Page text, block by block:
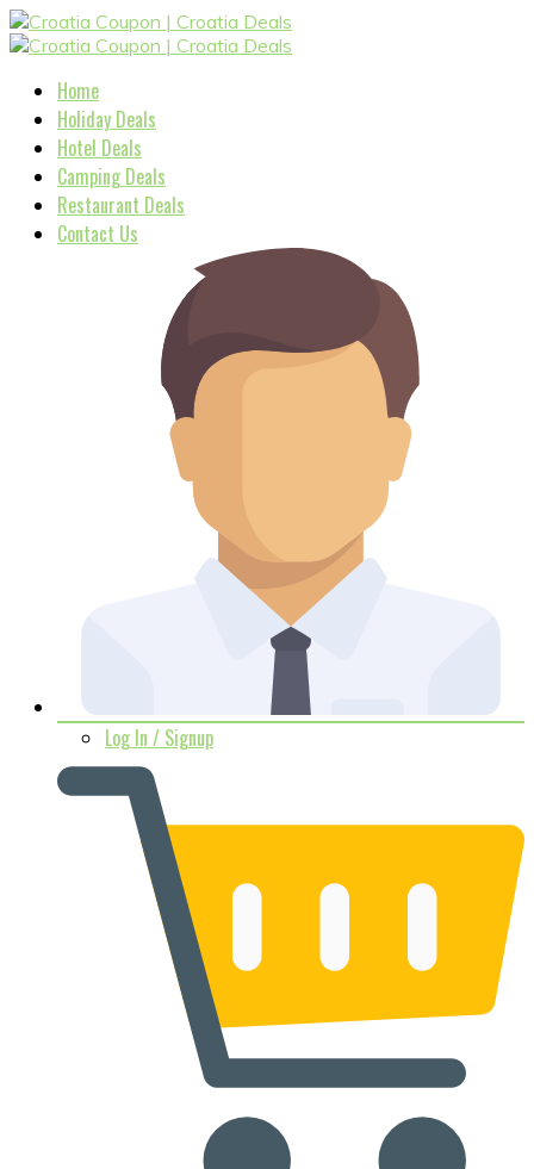
Home
Holiday Deals
Hotel Deals
Camping Deals
Restaurant Deals
Contact Us
Log In / Signup